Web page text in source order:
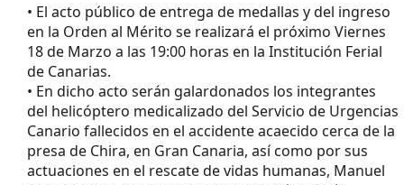
• El acto público de entrega de medallas y del ingreso
en la Orden al Mérito se realizará el próximo Viernes
18 de Marzo a las 19:00 horas en la Institución Ferial
de Canarias.
• En dicho acto serán galardonados los integrantes
del helicóptero medicalizado del Servicio de Urgencias
Canario fallecidos en el accidente acaecido cerca de la
presa de Chira, en Gran Canaria, así como por sus
actuaciones en el rescate de vidas humanas, Manuel